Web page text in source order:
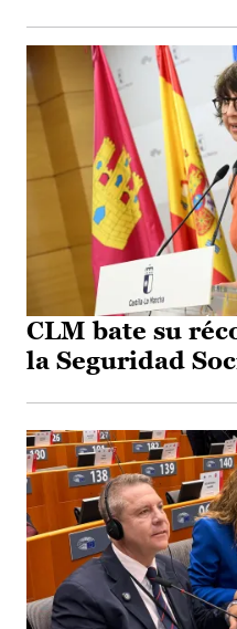
CLM bate su
la Seguridad